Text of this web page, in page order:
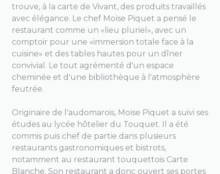
trouve, à la carte de Vivant, des produits travaillés
avec élégance. Le chef Moïse Piquet a pensé le
restaurant comme un «lieu pluriel», avec un
comptoir pour une «immersion totale face à la
cuisine» et des tables hautes pour un dîner
convivial. Le tout agrémenté d'un espace
cheminée et d'une bibliothèque à l'atmosphère
feutrée.
Originaire de l'audomarois, Moïse Piquet a suivi ses
études au lycée hôtelier du Touquet. Il a été
commis puis chef de partie dans plusieurs
restaurants gastronomiques et bistrots,
notamment au restaurant touquettois Carte
Blanche. Son restaurant a donc ouvert ses portes